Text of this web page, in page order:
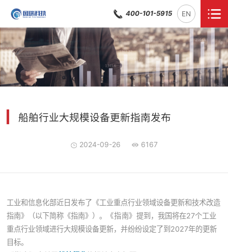
400-101-5915 EN
船舶行业大规模设备更新指南发布
2024-09-26 6167
工业和信息化部近日发布了《工业重点行业领域设备更新和技术改造
指南》（以下简称《指南》）。
《指南》 提到，我国将在27个工业
重点行业领域进行大规模设备更新，并纷纷设定了到2027年的更新
目标。